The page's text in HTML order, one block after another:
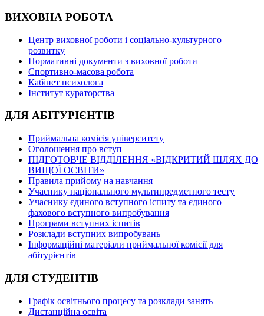
ВИХОВНА РОБОТА
Центр виховної роботи і соціально-культурного
розвитку
Нормативні документи з виховної роботи
Спортивно-масова робота
Кабінет психолога
Інститут кураторства
ДЛЯ АБІТУРІЄНТІВ
Приймальна комісія університету
Оголошення про вступ
ПІДГОТОВЧЕ ВІДДІЛЕННЯ «ВІДКРИТИЙ ШЛЯХ ДО
ВИЩОЇ ОСВІТИ»
Правила прийому на навчання
Учаснику національного мультипредметного тесту
Учаснику єдиного вступного іспиту та єдиного
фахового вступного випробування
Програми вступних іспитів
Розклади вступних випробувань
Інформаційні матеріали приймальної комісії для
абітурієнтів
ДЛЯ СТУДЕНТІВ
Графік освітнього процесу та розклади занять
Дистанційна освіта